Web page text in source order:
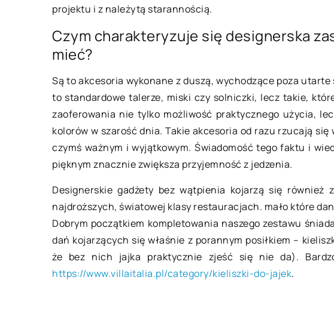
projektu i z należytą starannością.
Czym charakteryzuje się designerska
mieć?
Są to akcesoria wykonane z duszą, wychodzące poza
to standardowe talerze, miski czy solniczki, lecz takie,
zaoferowania nie tylko możliwość praktycznego użycia,
kolorów w szarość dnia. Takie akcesoria od razu rzucają
czymś ważnym i wyjątkowym. Świadomość tego faktu i
pięknym znacznie zwiększa przyjemność z jedzenia.
Designerskie gadżety bez wątpienia kojarzą się również
najdroższych, światowej klasy restauracjach. mało które
Dobrym początkiem kompletowania naszego zestawu
dań kojarzących się właśnie z porannym posiłkiem –
że bez nich jajka praktycznie zjeść się nie da).
https://www.villaitalia.pl/category/kieliszki-do-jajek.
10 września 2022
Jakie umiejętności są potrzebne
podczas remontu łazienki?
Remont łazienki to świetny sposób
na natychmiastowy lifting domu.
Jednak nie jest to najłatwiejszy
projekt do podjęcia i ogólnie będzie
[…]